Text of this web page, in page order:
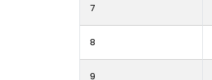
7
8
9